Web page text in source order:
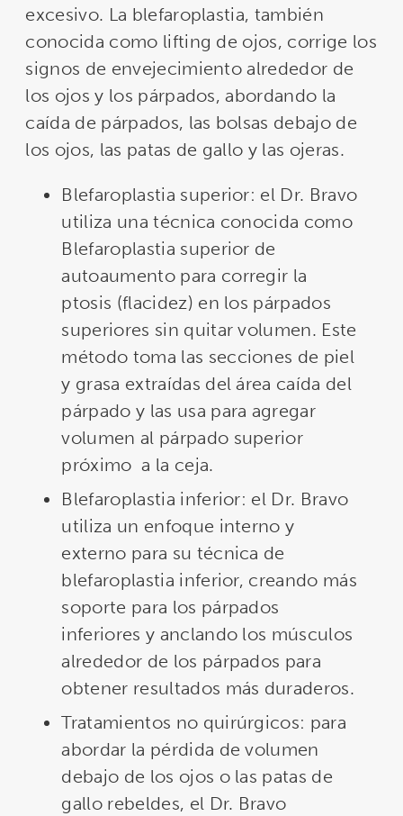
excesivo. La blefaroplastia, también
conocida como lifting de ojos, corrige los
signos de envejecimiento alrededor de
los ojos y los párpados, abordando la
caída de párpados, las bolsas debajo de
los ojos, las patas de gallo y las ojeras.
Blefaroplastia superior: el Dr. Bravo
utiliza una técnica conocida como
Blefaroplastia superior de
autoaumento para corregir la
ptosis (flacidez) en los párpados
superiores sin quitar volumen. Este
método toma las secciones de piel
y grasa extraídas del área caída del
párpado y las usa para agregar
volumen al párpado superior
próximo a la ceja.
Blefaroplastia inferior: el Dr. Bravo
utiliza un enfoque interno y
externo para su técnica de
blefaroplastia inferior, creando más
soporte para los párpados
inferiores y anclando los músculos
alrededor de los párpados para
obtener resultados más duraderos.
Tratamientos no quirúrgicos: para
abordar la pérdida de volumen
debajo de los ojos o las patas de
gallo rebeldes, el Dr. Bravo